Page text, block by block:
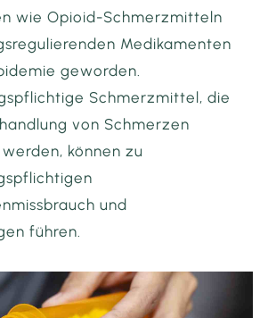
wie Opioid-Schmerzmitteln
Medikamenten
geworden.
Schmerzmittel, die
von Schmerzen
können zu
und
führen.